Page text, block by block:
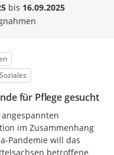
bis 16.09.2025
für Pflege gesucht
im Zusammenhang
Pandemie will das
betroffene